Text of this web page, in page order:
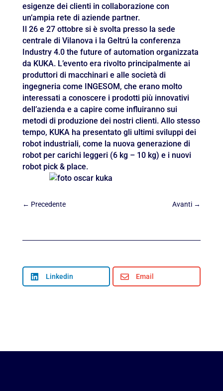
esigenze dei clienti in collaborazione con
un’ampia rete di aziende partner.
Il 26 e 27 ottobre si è svolta presso la sede
centrale di Vilanova i la Geltrú la conferenza
Industry 4.0 the future of automation organizzata
da KUKA. L’evento era rivolto principalmente ai
produttori di macchinari e alle società di
ingegneria come INGESOM, che erano molto
interessati a conoscere i prodotti più innovativi
dell’azienda e a capire come influiranno sui
metodi di produzione dei nostri clienti. Allo stesso
tempo, KUKA ha presentato gli ultimi sviluppi dei
robot industriali, come la nuova generazione di
robot per carichi leggeri (6 kg – 10 kg) e i nuovi
robot pick & place.
← Precedente Avanti →
 Linkedin  Email